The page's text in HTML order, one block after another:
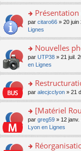
e
nt
u
s
ré
c
e
o
n
lu
le
u
s
ré
c
e
nt
s
s
g
o
n
lu
le
u
s
ré
c
e
nt
le
m
e
s
s
g
e
n
o
n
lu
u
s
ré
c
e
o
s
er
le
m
e
s
s
e
n
o
n
lu
par citaro66 » 20 juin
Lignes
o
n
s
er
le
m
e
s
s
e
Nouvelles
par UTP38 » 21 juil.
en Lignes
o
n
ult
er
le
m
e
par alecjcclyon » 21
o
s
[Matériel
par greg59 » 12 janv.
Lyon en Lignes